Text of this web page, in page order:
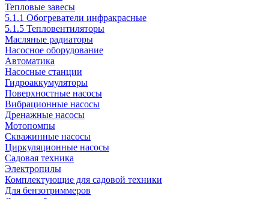
Тепловые завесы
5.1.1 Обогреватели инфракрасные
5.1.5 Тепловентиляторы
Масляные радиаторы
Насосное оборудование
Автоматика
Насосные станции
Гидроаккумуляторы
Поверхностные насосы
Вибрационные насосы
Дренажные насосы
Мотопомпы
Скважинные насосы
Циркуляционные насосы
Садовая техника
Электропилы
Комплектующие для садовой техники
Для бензотриммеров